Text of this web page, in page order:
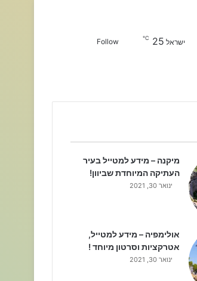
ישראל 25
℃
Follow
מיקנה – מידע למטייל בעיר
העתיקה המיוחדת שביוון!
ינואר 30, 2021
אולימפיה – מידע למטייל,
אטרקציות וסרטון מיוחד !
ינואר 30, 2021